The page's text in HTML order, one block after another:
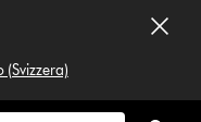
(Svizzera)